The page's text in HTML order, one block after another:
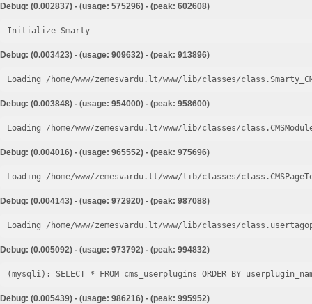
Debug: (0.002837) - (usage: 575296) - (peak: 602608)
Initialize Smarty
Debug: (0.003423) - (usage: 909632) - (peak: 913896)
Loading /home/www/zemesvardu.lt/www/lib/classes/
Debug: (0.003848) - (usage: 954000) - (peak: 958600)
Loading /home/www/zemesvardu.lt/www/lib/classes/
Debug: (0.004016) - (usage: 965552) - (peak: 975696)
Loading /home/www/zemesvardu.lt/www/lib/classes/
Debug: (0.004143) - (usage: 972920) - (peak: 987088)
Loading /home/www/zemesvardu.lt/www/lib/classes/
Debug: (0.005092) - (usage: 973792) - (peak: 994832)
Debug: (0.005439) - (usage: 986216) - (peak: 995952)